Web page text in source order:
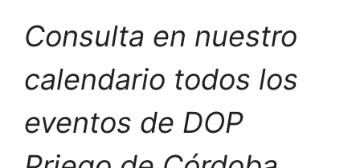
Consulta en nuestro
calendario todos los
eventos de DOP